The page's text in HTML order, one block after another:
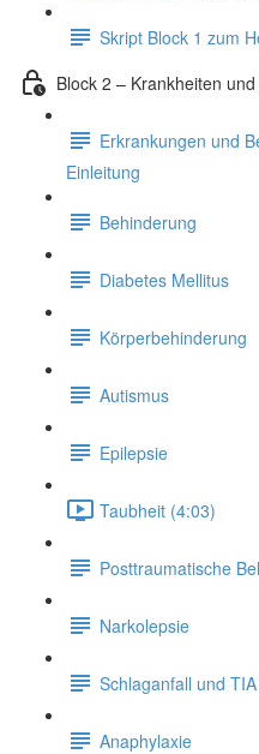
Skript Block 1 zum
Block 2 – Krankheiten
Erkrankungen und
Einleitung
Behinderung
Diabetes Mellitus
Körperbehinderung
Autismus
Epilepsie
Taubheit (4:03)
Posttraumatische
Narkolepsie
Schlaganfall und TIA
Anaphylaxie